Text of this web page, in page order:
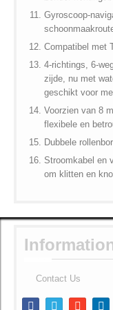
Gyroscoop-
Compatibel met
4-richtings, 6-
zijde, nu met
geschikt voor
Voorzien van 8
flexibele en
Dubbele
Stroomkabel en
om klitten en
Contact Us